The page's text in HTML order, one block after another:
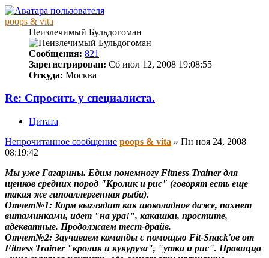
poops & vita
Неизлечимый Бульдогоман
Сообщения: 821
Зарегистрирован: Сб июл 12, 2008 19:08:55
Откуда: Москва
Re: Спросить у специалиста.
Цитата
Непрочитанное сообщение poops & vita » Пн ноя 24, 2008
08:19:42
Мы уже Гагарины. Едим понемногу Fitness Trainer для
щенков средних пород "Кролик и рис" (говорят есть еще
такая же гипоаллергенная рыба).
Отчет№1: Корм выглядит как шоколадное даже, пахнет
витаминками, идет "на ура!", какашки, простите,
адекватные. Продолжаем тест-драйв.
Отчет№2: Заучиваем команды с помощью Fit-Snack'ов от
Fitness Trainer "кролик и кукуруза", "утка и рис". Нравицца